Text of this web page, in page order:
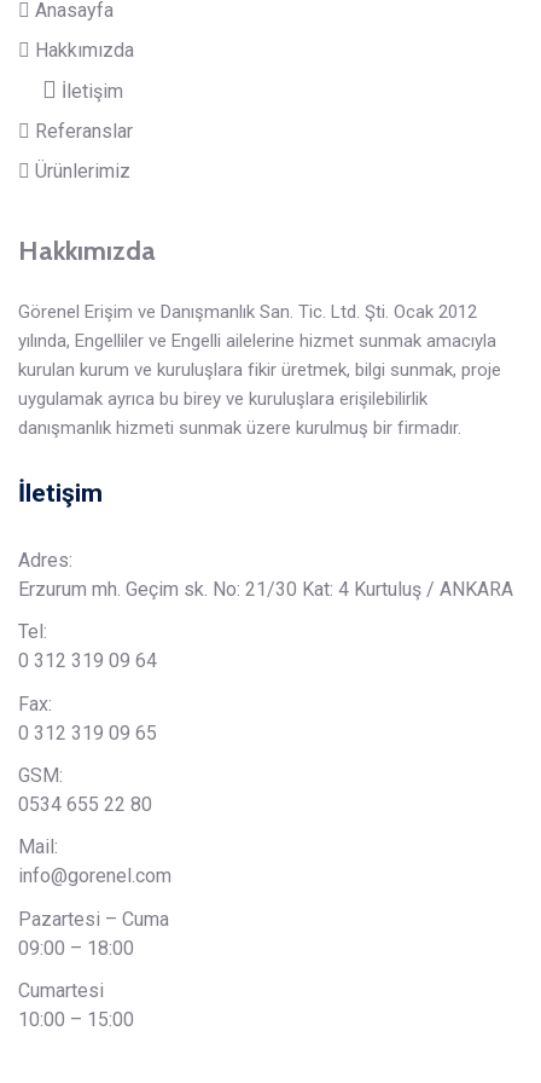
Anasayfa
Hakkımızda
İletişim
Referanslar
Ürünlerimiz
Hakkımızda
Görenel Erişim ve Danışmanlık San. Tic. Ltd. Şti. Ocak 2012
yılında, Engelliler ve Engelli ailelerine hizmet sunmak amacıyla
kurulan kurum ve kuruluşlara fikir üretmek, bilgi sunmak, proje
uygulamak ayrıca bu birey ve kuruluşlara erişilebilirlik
danışmanlık hizmeti sunmak üzere kurulmuş bir firmadır.
İletişim
Adres:
Erzurum mh. Geçim sk. No: 21/30 Kat: 4 Kurtuluş / ANKARA
Tel:
0 312 319 09 64
Fax:
0 312 319 09 65
GSM:
0534 655 22 80
Mail:
info@gorenel.com
Pazartesi – Cuma
09:00 – 18:00
Cumartesi
10:00 – 15:00